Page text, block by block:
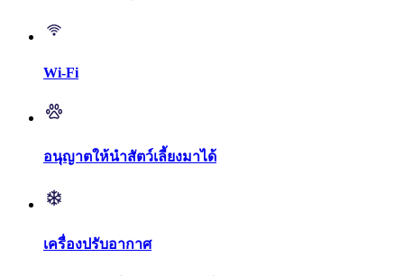
Wi-Fi
อนุญาตให้นำสัตว์เลี้ยงมาได้
เครื่องปรับอากาศ